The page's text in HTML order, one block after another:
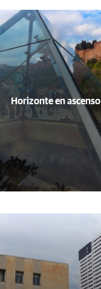
Horizonte en ascenso